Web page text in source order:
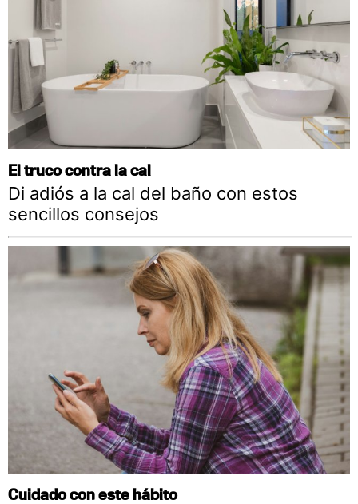
El truco contra la cal
Di adiós a la cal del baño con estos
sencillos consejos
Cuidado con este hábito